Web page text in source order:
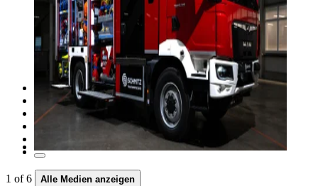
1 of 6 Alle Medien anzeigen